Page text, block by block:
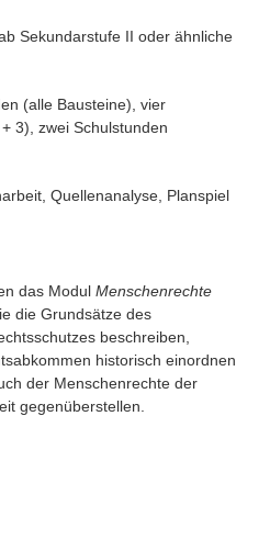
Sekundarstufe II oder ähnliche
(alle Bausteine), vier
3), zwei Schulstunden
Quellenanalyse, Planspiel
das Modul Menschenrechte
die Grundsätze des
beschreiben,
historisch einordnen
der Menschenrechte der
gegenüberstellen.